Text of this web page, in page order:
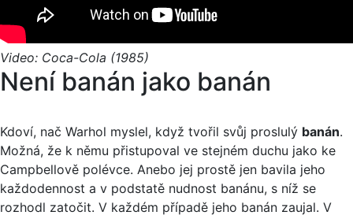
Video: Coca-Cola (1985)
Není banán jako banán
Kdoví, nač Warhol myslel, když tvořil svůj proslulý banán.
Možná, že k němu přistupoval ve stejném duchu jako ke
Campbellově polévce. Anebo jej prostě jen bavila jeho
každodennost a v podstatě nudnost banánu, s níž se
rozhodl zatočit. V každém případě jeho banán zaujal. V